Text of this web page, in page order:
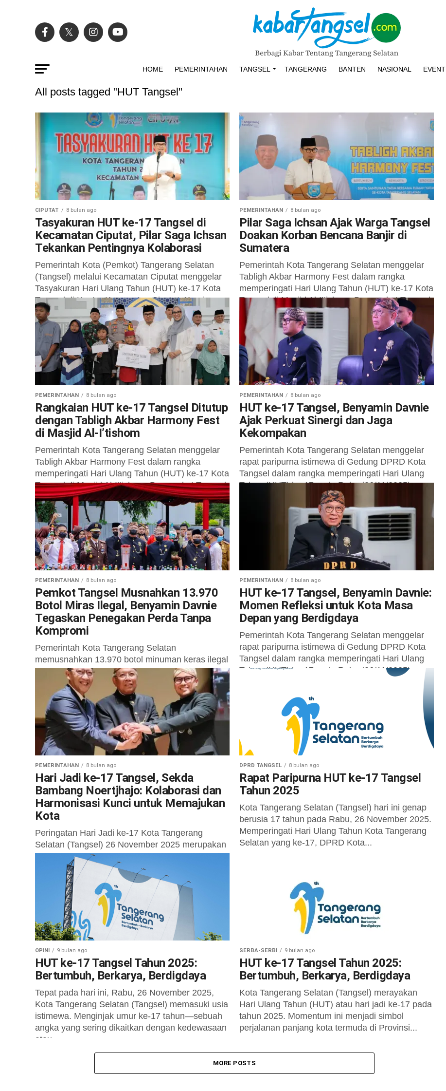
HOME PEMERINTAHAN TANGSEL TANGERANG BANTEN NASIONAL EVENT
All posts tagged "HUT Tangsel"
CIPUTAT 8 bulan ago
Tasyakuran HUT ke-17 Tangsel di
Kecamatan Ciputat, Pilar Saga Ichsan
Tekankan Pentingnya Kolaborasi
Pemerintah Kota (Pemkot) Tangerang Selatan
(Tangsel) melalui Kecamatan Ciputat menggelar
Tasyakuran Hari Ulang Tahun (HUT) ke-17 Kota
Tangsel di Kantor Kecamatan Ciputat, Kamis
(04/12/2025). Acara ini...
PEMERINTAHAN 8 bulan ago
Pilar Saga Ichsan Ajak Warga Tangsel
Doakan Korban Bencana Banjir di
Sumatera
Pemerintah Kota Tangerang Selatan menggelar
Tabligh Akbar Harmony Fest dalam rangka
memperingati Hari Ulang Tahun (HUT) ke-17 Kota
Tangsel di Masjid Al-I’tishom, Puspemkot Tangsel
pada Rabu...
PEMERINTAHAN 8 bulan ago
Rangkaian HUT ke-17 Tangsel Ditutup
dengan Tabligh Akbar Harmony Fest
di Masjid Al-I’tishom
Pemerintah Kota Tangerang Selatan menggelar
Tabligh Akbar Harmony Fest dalam rangka
memperingati Hari Ulang Tahun (HUT) ke-17 Kota
Tangsel di Masjid Al-I’tishom, Puspemkot Tangsel
pada Rabu...
PEMERINTAHAN 8 bulan ago
HUT ke-17 Tangsel, Benyamin Davnie
Ajak Perkuat Sinergi dan Jaga
Kekompakan
Pemerintah Kota Tangerang Selatan menggelar
rapat paripurna istimewa di Gedung DPRD Kota
Tangsel dalam rangka memperingati Hari Ulang
Tahun (HUT) ke-17 pada Rabu (26/11/2025).
PEMERINTAHAN 8 bulan ago
Pemkot Tangsel Musnahkan 13.970
Botol Miras Ilegal, Benyamin Davnie
Tegaskan Penegakan Perda Tanpa
Kompromi
Pemerintah Kota Tangerang Selatan
memusnahkan 13.970 botol minuman keras ilegal
hasil penindakan sejak awal 2025 hingga
November. Pemusnahan berlangsung di halaman
Kantor Disdukcapil, Kecamatan Setu pada...
PEMERINTAHAN 8 bulan ago
HUT ke-17 Tangsel, Benyamin Davnie:
Momen Refleksi untuk Kota Masa
Depan yang Berdigdaya
Pemerintah Kota Tangerang Selatan menggelar
rapat paripurna istimewa di Gedung DPRD Kota
Tangsel dalam rangka memperingati Hari Ulang
Tahun (HUT) ke-17 pada Rabu (26/11/2025).
PEMERINTAHAN 8 bulan ago
Hari Jadi ke-17 Tangsel, Sekda
Bambang Noertjhajo: Kolaborasi dan
Harmonisasi Kunci untuk Memajukan
Kota
Peringatan Hari Jadi ke-17 Kota Tangerang
Selatan (Tangsel) 26 November 2025 merupakan
menjadi peringatan ulang tahun seluruh
masyarakat Kota Tangsel. Kolaborasi dan
harmonisasi menjadi kunci untuk...
DPRD TANGSEL 8 bulan ago
Rapat Paripurna HUT ke-17 Tangsel
Tahun 2025
Kota Tangerang Selatan (Tangsel) hari ini genap
berusia 17 tahun pada Rabu, 26 November 2025.
Memperingati Hari Ulang Tahun Kota Tangerang
Selatan yang ke-17, DPRD Kota...
OPINI 9 bulan ago
HUT ke-17 Tangsel Tahun 2025:
Bertumbuh, Berkarya, Berdigdaya
Tepat pada hari ini, Rabu, 26 November 2025,
Kota Tangerang Selatan (Tangsel) memasuki usia
istimewa. Menginjak umur ke-17 tahun—sebuah
angka yang sering dikaitkan dengan kedewasaan
atau...
SERBA-SERBI 9 bulan ago
HUT ke-17 Tangsel Tahun 2025:
Bertumbuh, Berkarya, Berdigdaya
Kota Tangerang Selatan (Tangsel) merayakan
Hari Ulang Tahun (HUT) atau hari jadi ke-17 pada
tahun 2025. Momentum ini menjadi simbol
perjalanan panjang kota termuda di Provinsi...
MORE POSTS